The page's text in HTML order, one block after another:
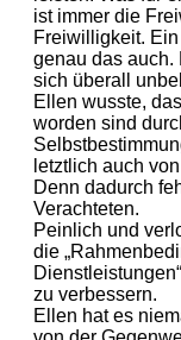
ist immer die
Freiwilligkeit. Ein
genau das auch.
sich überall
Ellen wusste,
worden sind
letztlich auch
Denn dadurch
Verachteten.
Peinlich und
die
zu verbessern.
Ellen hat es